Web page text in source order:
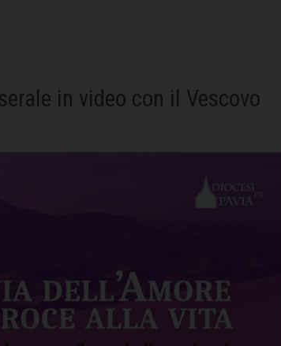
in video con il Vescovo